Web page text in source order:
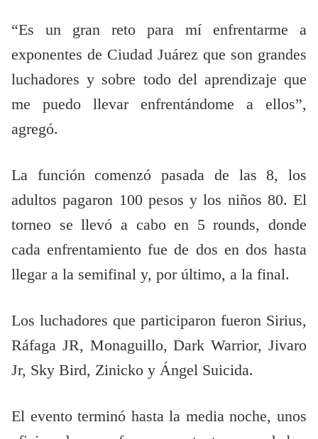
“Es un gran reto para mí enfrentarme a
exponentes de Ciudad Juárez que son grandes
luchadores y sobre todo del aprendizaje que
me puedo llevar enfrentándome a ellos”,
agregó.
La función comenzó pasada de las 8, los
adultos pagaron 100 pesos y los niños 80. El
torneo se llevó a cabo en 5 rounds, donde
cada enfrentamiento fue de dos en dos hasta
llegar a la semifinal y, por último, a la final.
Los luchadores que participaron fueron Sirius,
Ráfaga JR, Monaguillo, Dark Warrior, Jivaro
Jr, Sky Bird, Zinicko y Ángel Suicida.
El evento terminó hasta la media noche, unos